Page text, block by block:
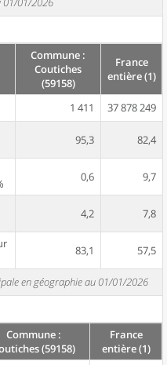
Commune :
Coutiches
(59158)
France
entière (1)
1 411
37 878 249
95,3 82,4
0,6 9,7
4,2 7,8
83,1 57,5
en géographie au 01/01/2026
Commune :
(59158)
France
entière (1)